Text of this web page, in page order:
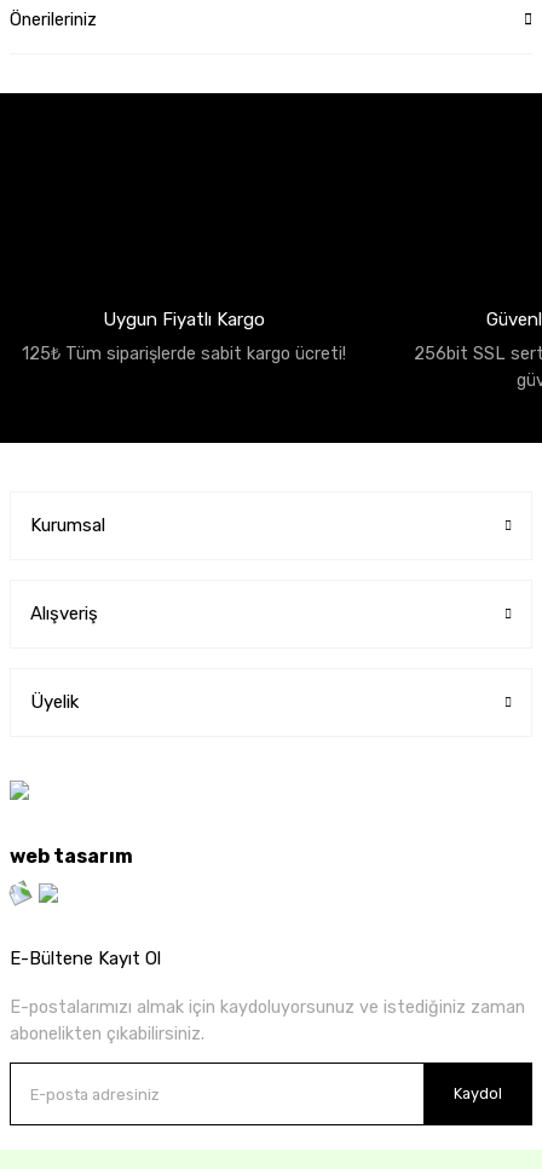
Önerileriniz
Uygun Fiyatlı Kargo
125₺ Tüm siparişlerde sabit kargo ücreti!
256bit SSL
Kurumsal
Alışveriş
Üyelik
web tasarım
E-Bültene Kayıt Ol
E-postalarımızı almak için kaydoluyorsunuz ve istediğiniz zaman
abonelikten çıkabilirsiniz.
Kaydol